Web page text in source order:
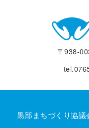
〒938-
黒部まちづくり協議